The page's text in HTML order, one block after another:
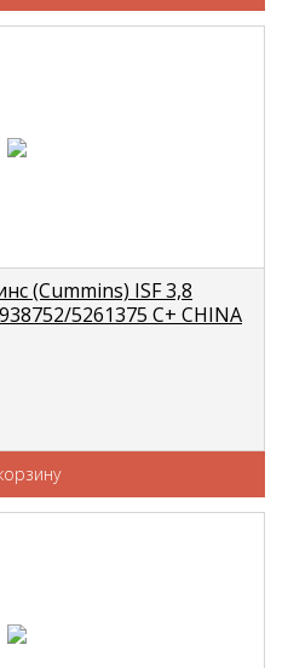
(Cummins) ISF 3,8
5261375 С+ CHINA